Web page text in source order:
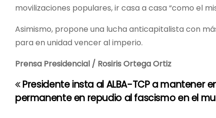
movilizaciones populares, ir casa a casa “como el
Asimismo, propone una lucha anticapitalista con
para en unidad vencer al imperio.
Prensa Presidencial / Rosiris Ortega Ortiz
N
a
Presidente insta al ALBA-TCP a mantener
permanente en repudio al fascismo en el